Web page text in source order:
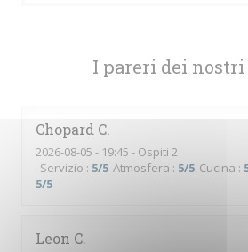
I pareri dei
Chopard C
2026-08-05 - 19:45 - Ospiti 2
Servizio : 5/5 Atmosfera : 5/5 Cucina :
5/5
Leon C